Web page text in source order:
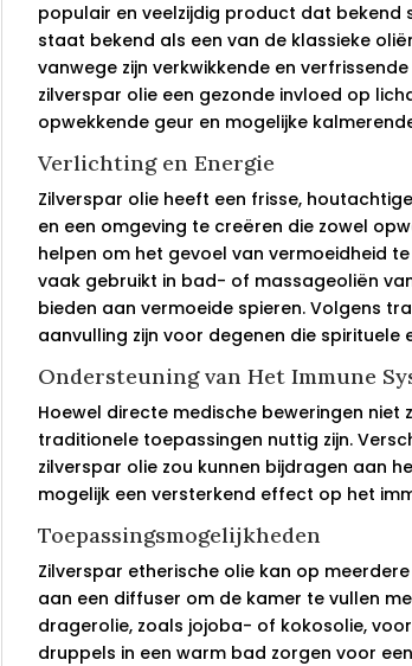
populair en veelzijdig product dat bekend
staat bekend als een van de klassieke
vanwege zijn verkwikkende en
zilverspar olie een gezonde invloed op
opwekkende geur en mogelijke
Verlichting en Energie
Zilverspar olie heeft een frisse,
en een omgeving te creëren die zowel
helpen om het gevoel van vermoeidheid
vaak gebruikt in bad- of massageoliën
bieden aan vermoeide spieren. Volgens
aanvulling zijn voor degenen die spirituele
Ondersteuning van Het Immune
Hoewel directe medische beweringen
traditionele toepassingen nuttig zijn.
zilverspar olie zou kunnen bijdragen aan
mogelijk een versterkend effect op het
Toepassingsmogelijkheden
Zilverspar etherische olie kan op
aan een diffuser om de kamer te vullen
dragerolie, zoals jojoba- of kokosolie,
druppels in een warm bad zorgen voor